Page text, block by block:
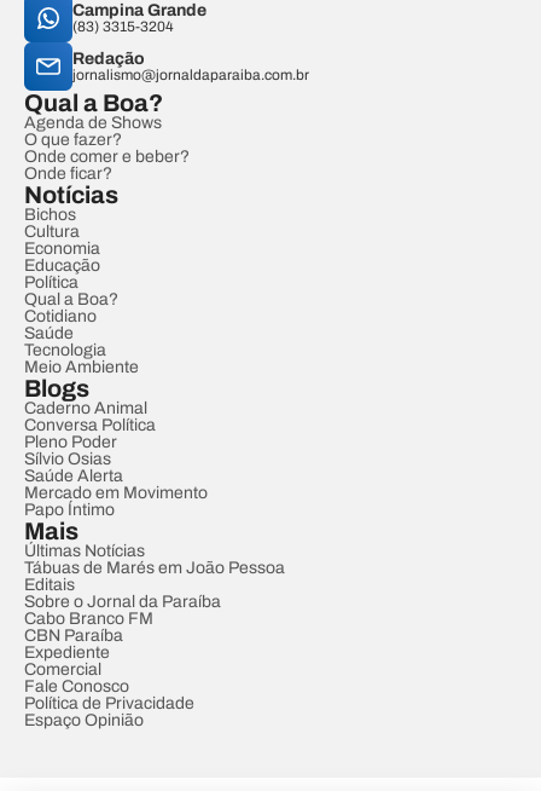
Campina Grande
(83) 3315-3204
Redação
jornalismo@jornaldaparaiba.com.br
Qual a Boa?
Agenda de Shows
O que fazer?
Onde comer e beber?
Onde ficar?
Notícias
Bichos
Cultura
Economia
Educação
Política
Qual a Boa?
Cotidiano
Saúde
Tecnologia
Meio Ambiente
Blogs
Caderno Animal
Conversa Política
Pleno Poder
Sílvio Osias
Saúde Alerta
Mercado em Movimento
Papo Íntimo
Mais
Últimas Notícias
Tábuas de Marés em João Pessoa
Editais
Sobre o Jornal da Paraíba
Cabo Branco FM
CBN Paraíba
Expediente
Comercial
Fale Conosco
Política de Privacidade
Espaço Opinião